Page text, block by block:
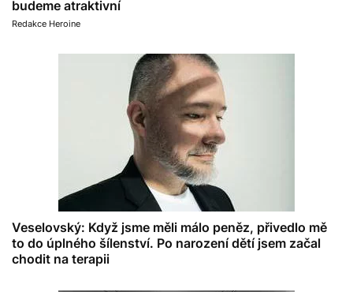
budeme atraktivní
Redakce Heroine
Veselovský: Když jsme měli málo peněz, přivedlo mě
to do úplného šílenství. Po narození dětí jsem začal
chodit na terapii